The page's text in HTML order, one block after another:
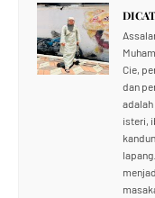
Cie,
dan
adalah
isteri,